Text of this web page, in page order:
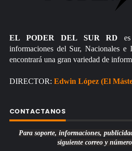
EL PODER DEL SUR RD
informaciones del Sur, Nacionales e
encontrará una gran variedad de
DIRECTOR: Edwin López (El
CONTACTANOS
Para soporte, informaciones,
siguiente correo y